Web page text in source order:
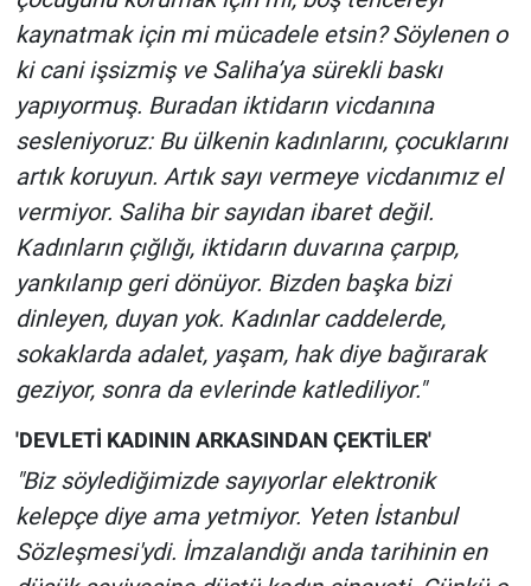
kaynatmak için mi mücadele etsin? Söylenen o
ki cani işsizmiş ve Saliha’ya sürekli baskı
yapıyormuş. Buradan iktidarın vicdanına
sesleniyoruz: Bu ülkenin kadınlarını, çocuklarını
artık koruyun. Artık sayı vermeye vicdanımız el
vermiyor. Saliha bir sayıdan ibaret değil.
Kadınların çığlığı, iktidarın duvarına çarpıp,
yankılanıp geri dönüyor. Bizden başka bizi
dinleyen, duyan yok. Kadınlar caddelerde,
sokaklarda adalet, yaşam, hak diye bağırarak
geziyor, sonra da evlerinde katlediliyor."
'DEVLETİ KADININ ARKASINDAN ÇEKTİLER'
"Biz söylediğimizde sayıyorlar elektronik
kelepçe diye ama yetmiyor. Yeten İstanbul
Sözleşmesi'ydi. İmzalandığı anda tarihinin en